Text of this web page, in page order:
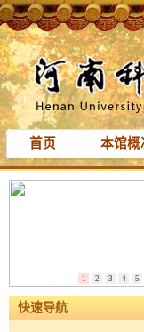
首页 本馆概
1 2 3 4 5
快速导航